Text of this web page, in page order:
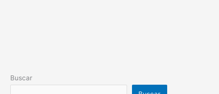
Buscar